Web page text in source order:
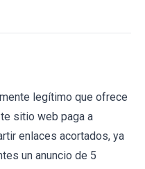
legítimo que ofrece
sitio web paga a
enlaces acortados, ya
un anuncio de 5